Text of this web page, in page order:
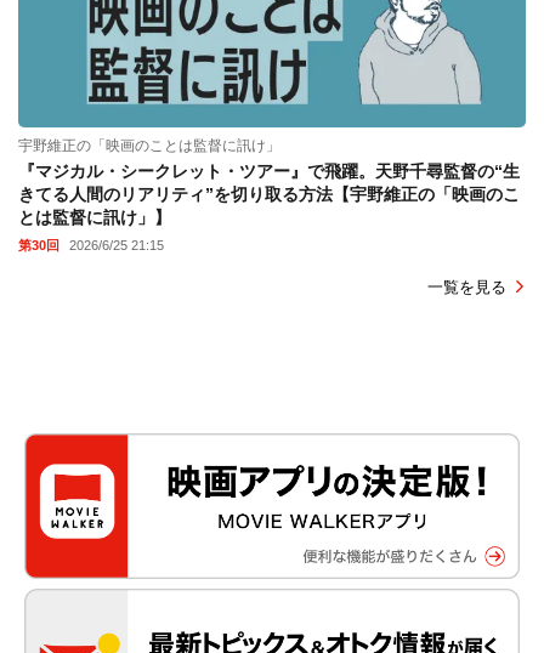
宇野維正の「映画のことは監督に訊け」
『マジカル・シークレット・ツアー』で飛躍。天野千尋監督の“生
きてる人間のリアリティ”を切り取る方法【宇野維正の「映画のこ
とは監督に訊け」】
第30回 2026/6/25 21:15
一覧を見る